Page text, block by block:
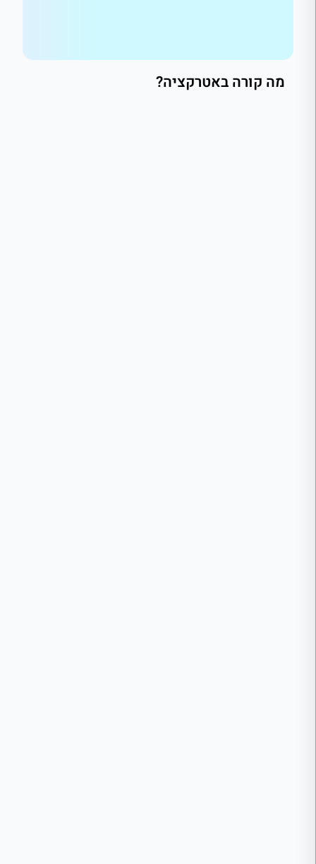
מה קורה באטרקציה?